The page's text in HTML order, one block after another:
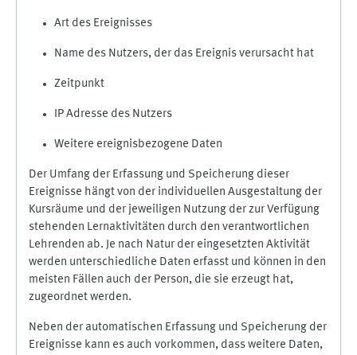
Art des Ereignisses
Name des Nutzers, der das Ereignis verursacht hat
Zeitpunkt
IP Adresse des Nutzers
Weitere ereignisbezogene Daten
Der Umfang der Erfassung und Speicherung dieser
Ereignisse hängt von der individuellen Ausgestaltung der
Kursräume und der jeweiligen Nutzung der zur Verfügung
stehenden Lernaktivitäten durch den verantwortlichen
Lehrenden ab. Je nach Natur der eingesetzten Aktivität
werden unterschiedliche Daten erfasst und können in den
meisten Fällen auch der Person, die sie erzeugt hat,
zugeordnet werden.
Neben der automatischen Erfassung und Speicherung der
Ereignisse kann es auch vorkommen, dass weitere Daten,